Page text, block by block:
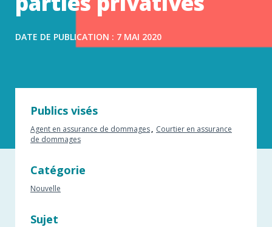
DATE DE PUBLICATION : 7 MAI 2020
Publics visés
Agent en assurance de dommages
Courtier en assurance
de dommages
Catégorie
Nouvelle
Sujet